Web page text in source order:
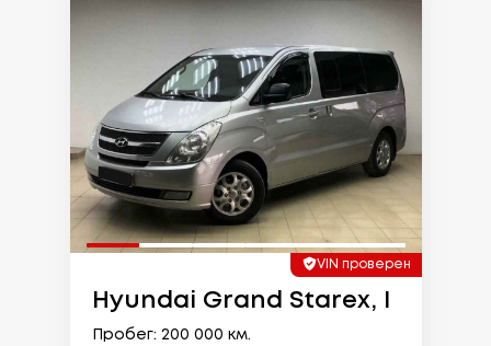
VIN проверен
Hyundai Grand Starex, I
Пробег: 200 000 км.